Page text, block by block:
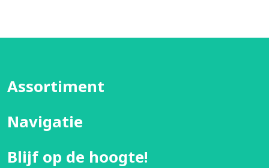
Assortiment
Navigatie
Blijf op de hoogte!